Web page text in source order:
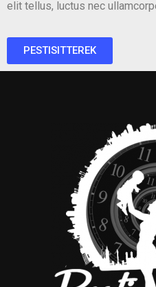
elit tellus, luctus nec
PESTISITTEREK